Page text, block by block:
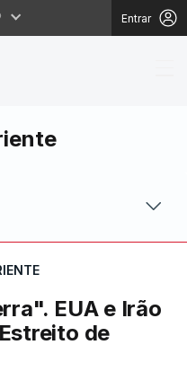
Entrar
à
EUA e Irão
de